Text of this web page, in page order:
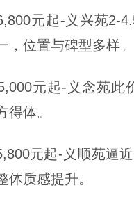
元起-义兴苑2-
，位置与碑型多样。
元起-义念苑此
得体。
元起-义顺苑逼
体质感提升。